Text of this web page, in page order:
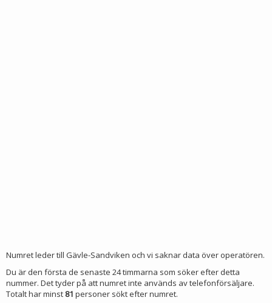
Numret leder till Gävle-Sandviken och vi saknar data över operatören.
Du är den första de senaste 24 timmarna som söker efter detta
nummer. Det tyder på att numret inte används av telefonförsäljare.
Totalt har minst 81 personer sökt efter numret.